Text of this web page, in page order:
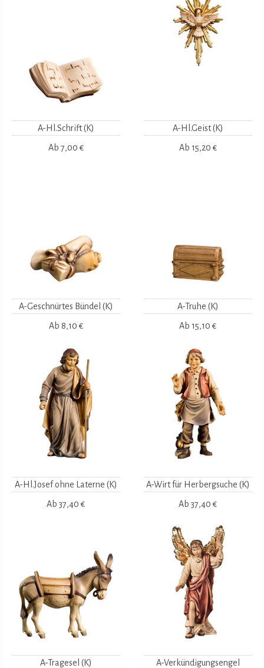
A-Hl.Schrift (K)
Ab 7,00 €
A-Hl.Geist (K)
Ab 15,20 €
A-Geschnürtes Bündel (K)
Ab 8,10 €
A-Truhe (K)
Ab 15,10 €
A-Hl.Josef ohne Laterne (K)
Ab 37,40 €
A-Wirt für Herbergsuche (K)
Ab 37,40 €
A-Tragesel (K) A-Verkündigungsengel